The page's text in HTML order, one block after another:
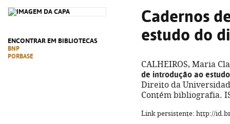
ENCONTRAR EM BIBLIOTECAS
BNP
PORBASE
Cadernos
estudo do
CALHEIROS, Maria
de introdução ao
Direito da
Contém bibliografia.
Link persistente: http://